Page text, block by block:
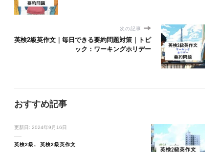
次の記事
英検2級英作文｜毎日できる要約問題対策｜トピ
ック：ワーキングホリデー
おすすめ記事
更新日: 2024年9月16日
英検2級 英検2級英作文